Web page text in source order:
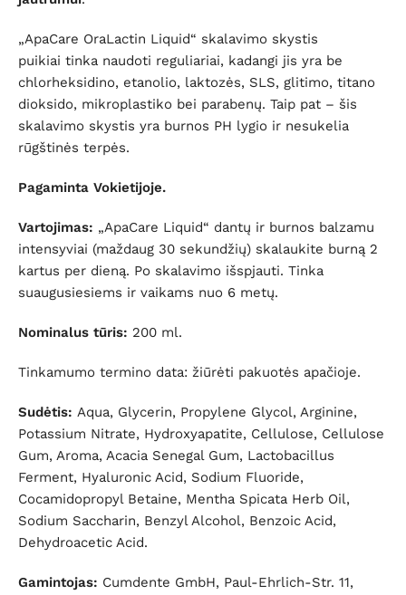
„ApaCare OraLactin Liquid“ skalavimo skystis
puikiai tinka naudoti reguliariai, kadangi jis yra be
chlorheksidino, etanolio, laktozės, SLS, glitimo, titano
dioksido, mikroplastiko bei parabenų. Taip pat – šis
skalavimo skystis yra burnos PH lygio ir nesukelia
rūgštinės terpės.
Pagaminta Vokietijoje.
Vartojimas: „ApaCare Liquid“ dantų ir burnos balzamu
intensyviai (maždaug 30 sekundžių) skalaukite burną 2
kartus per dieną. Po skalavimo išspjauti. Tinka
suaugusiesiems ir vaikams nuo 6 metų.
Nominalus tūris: 200 ml.
Tinkamumo termino data: žiūrėti pakuotės apačioje.
Sudėtis: Aqua, Glycerin, Propylene Glycol, Arginine,
Potassium Nitrate, Hydroxyapatite, Cellulose, Cellulose
Gum, Aroma, Acacia Senegal Gum, Lactobacillus
Ferment, Hyaluronic Acid, Sodium Fluoride,
Cocamidopropyl Betaine, Mentha Spicata Herb Oil,
Sodium Saccharin, Benzyl Alcohol, Benzoic Acid,
Dehydroacetic Acid.
Gamintojas: Cumdente GmbH, Paul-Ehrlich-Str. 11,